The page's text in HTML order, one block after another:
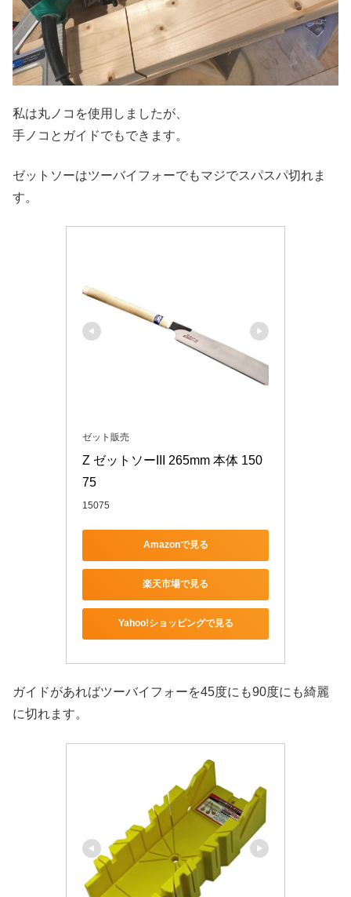
私は丸ノコを使用しましたが、
手ノコとガイドでもできます。
ゼットソーはツーバイフォーでもマジでスパスパ切れま
す。
ゼット販売
Z ゼットソーIII 265mm 本体 150
75
15075
Amazonで見る
楽天市場で見る
Yahoo!ショッピングで見る
ガイドがあればツーバイフォーを45度にも90度にも綺麗
に切れます。